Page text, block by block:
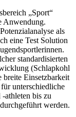
„Sport“
Anwendung.
als
eine Test Solution
standardisierten
(Schlapkohl
breite Einsetzbarkeit
unterschiedliche
athleten bis zu
werden.